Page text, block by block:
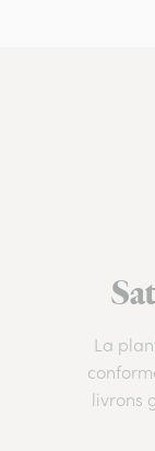
La
livrons